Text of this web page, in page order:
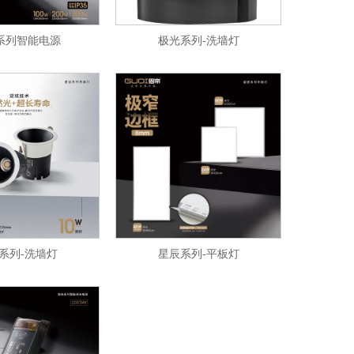
列智能电源 极光系列-洗墙灯
列-洗墙灯 星辰系列-平板灯